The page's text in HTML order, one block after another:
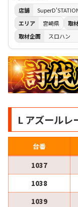
店舗
エリア
宮崎県 取
取材企画
スロハン
L アズール
台番
1037
1038
1039